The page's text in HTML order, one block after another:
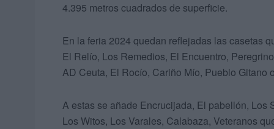
4.395 metros cuadrados de superficie.
En la feria 2024 quedan reflejadas las casetas
El Relío, Los Remedios, El Encuentro,
AD Ceuta, El Rocío, Cariño Mío, Pueblo Gitano
A estas se añade Encrucijada, El pabellón, Los
Los Witos, Los Varales, Calabaza, Veteranos